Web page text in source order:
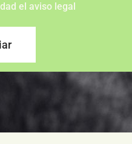
el aviso legal